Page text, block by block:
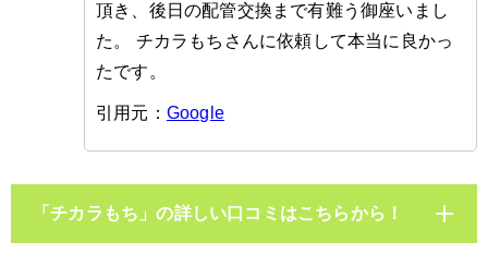
頂き、後日の配管交換まで有難う御座いまし
た。 チカラもちさんに依頼して本当に良かっ
たです。
引用元： Google
「チカラもち」の詳しい口コミはこちらから！